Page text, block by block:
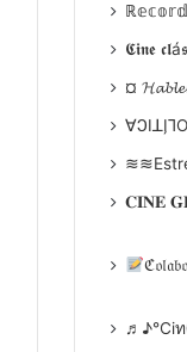
𝕮𝖎𝖓𝖊
¤
𝐂𝐈𝐍𝐄
♬♪℃і